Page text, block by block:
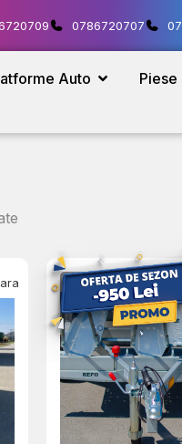
0786720707
Auto